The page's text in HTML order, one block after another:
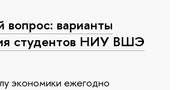
варианты
студентов НИУ ВШЭ
экономики ежегодно